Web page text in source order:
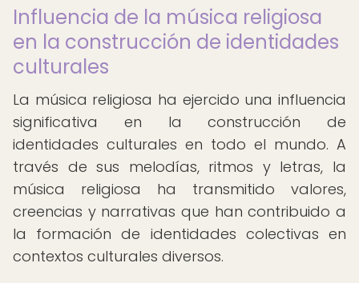
Influencia de la música religiosa
en la construcción de identidades
culturales
La música religiosa ha ejercido una influencia
significativa en la construcción de
identidades culturales en todo el mundo. A
través de sus melodías, ritmos y letras, la
música religiosa ha transmitido valores,
creencias y narrativas que han contribuido a
la formación de identidades colectivas en
contextos culturales diversos.